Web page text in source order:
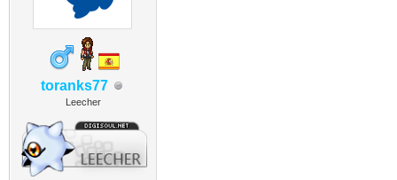
toranks77
Leecher